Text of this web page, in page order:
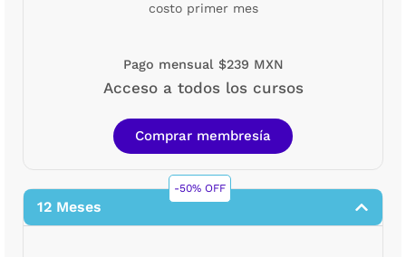
costo primer mes
Pago mensual $239 MXN
Acceso a todos los cursos
Comprar membresía
-50% OFF
12 Meses